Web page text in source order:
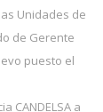
Unidades de
de Gerente
puesto el
CANDELSA a